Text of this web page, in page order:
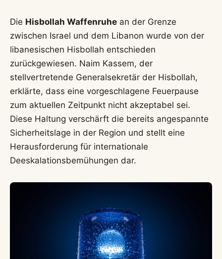
Die Hisbollah Waffenruhe an der Grenze
zwischen Israel und dem Libanon wurde von der
libanesischen Hisbollah entschieden
zurückgewiesen. Naim Kassem, der
stellvertretende Generalsekretär der Hisbollah,
erklärte, dass eine vorgeschlagene Feuerpause
zum aktuellen Zeitpunkt nicht akzeptabel sei.
Diese Haltung verschärft die bereits angespannte
Sicherheitslage in der Region und stellt eine
Herausforderung für internationale
Deeskalationsbemühungen dar.